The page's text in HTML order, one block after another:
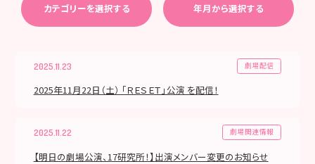
カテゴリーを選択する 年月から選択する
2025.11.23 劇場配信
2025年11月22日（土） 「ＲＥＳＥＴ」公演 を配信！
2025.11.22 劇場関連情報
【明日の劇場公演、17研究所！】出演メンバー変更のお知らせ